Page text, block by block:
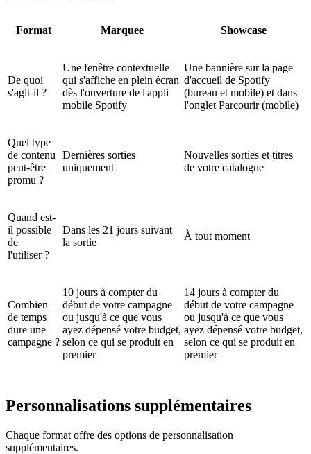
Format Marquee Showcase
De quoi
s'agit-il ?
Une fenêtre contextuelle
qui s'affiche en plein écran
dès l'ouverture de l'appli
mobile Spotify
Une bannière sur la page
d'accueil de Spotify
(bureau et mobile) et dans
l'onglet Parcourir (mobile)
Quel type
de contenu
peut-être
promu ?
Dernières sorties
uniquement
Nouvelles sorties et titres
de votre catalogue
Quand est-
il possible
de
l'utiliser ?
Dans les 21 jours suivant
la sortie
À tout moment
Combien
de temps
dure une
campagne ?
10 jours à compter du
début de votre campagne
ou jusqu'à ce que vous
ayez dépensé votre budget,
selon ce qui se produit en
premier
14 jours à compter du
début de votre campagne
ou jusqu'à ce que vous
ayez dépensé votre budget,
selon ce qui se produit en
premier
Personnalisations supplémentaires
Chaque format offre des options de personnalisation
supplémentaires.